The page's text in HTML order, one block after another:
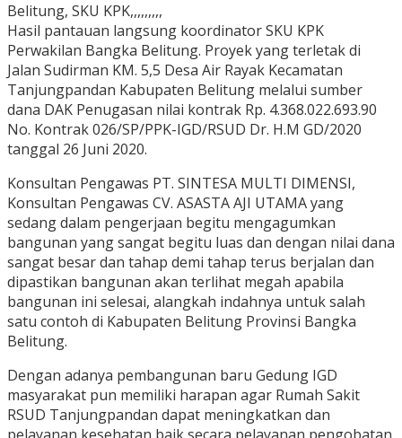
Belitung, SKU KPK,,,,,,,,,
Hasil pantauan langsung koordinator SKU KPK
Perwakilan Bangka Belitung. Proyek yang terletak di
Jalan Sudirman KM. 5,5 Desa Air Rayak Kecamatan
Tanjungpandan Kabupaten Belitung melalui sumber
dana DAK Penugasan nilai kontrak Rp. 4.368.022.693.90
No. Kontrak 026/SP/PPK-IGD/RSUD Dr. H.M GD/2020
tanggal 26 Juni 2020.
Konsultan Pengawas PT. SINTESA MULTI DIMENSI,
Konsultan Pengawas CV. ASASTA AJI UTAMA yang
sedang dalam pengerjaan begitu mengagumkan
bangunan yang sangat begitu luas dan dengan nilai dana
sangat besar dan tahap demi tahap terus berjalan dan
dipastikan bangunan akan terlihat megah apabila
bangunan ini selesai, alangkah indahnya untuk salah
satu contoh di Kabupaten Belitung Provinsi Bangka
Belitung.
Dengan adanya pembangunan baru Gedung IGD
masyarakat pun memiliki harapan agar Rumah Sakit
RSUD Tanjungpandan dapat meningkatkan dan